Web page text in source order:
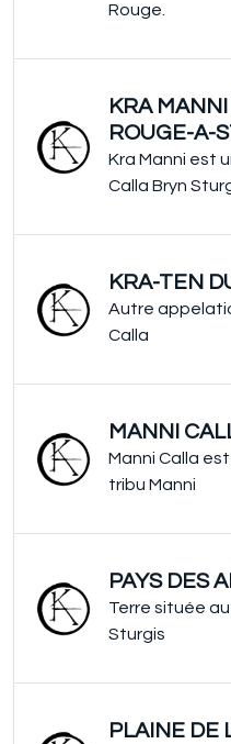
Rouge.
KRA
ROUGE-A-
Kra Manni est
Calla Bryn
KRA-TEN
Autre
Calla
MANNI
Manni Calla
tribu Manni
PAYS DES
Terre située
Sturgis
PLAINE DE